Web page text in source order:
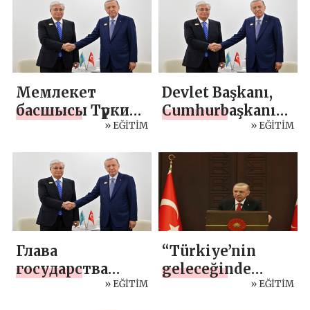
əməkdaşlıq və
qarşılıqlı etimad”,
ÖZEL
Мемлекет
басшысы Түркия
Ердоғанмен
кездесті
» EĞİTİM
Devlet Başkanı,
Cumhurbaşkanı
Recep Tayyip
görüştü
» EĞİTİM
Глава
государства
встретился с» EĞİTİM
“Türkiye’nin
geleceğinde
terörizme yer» EĞİTİM